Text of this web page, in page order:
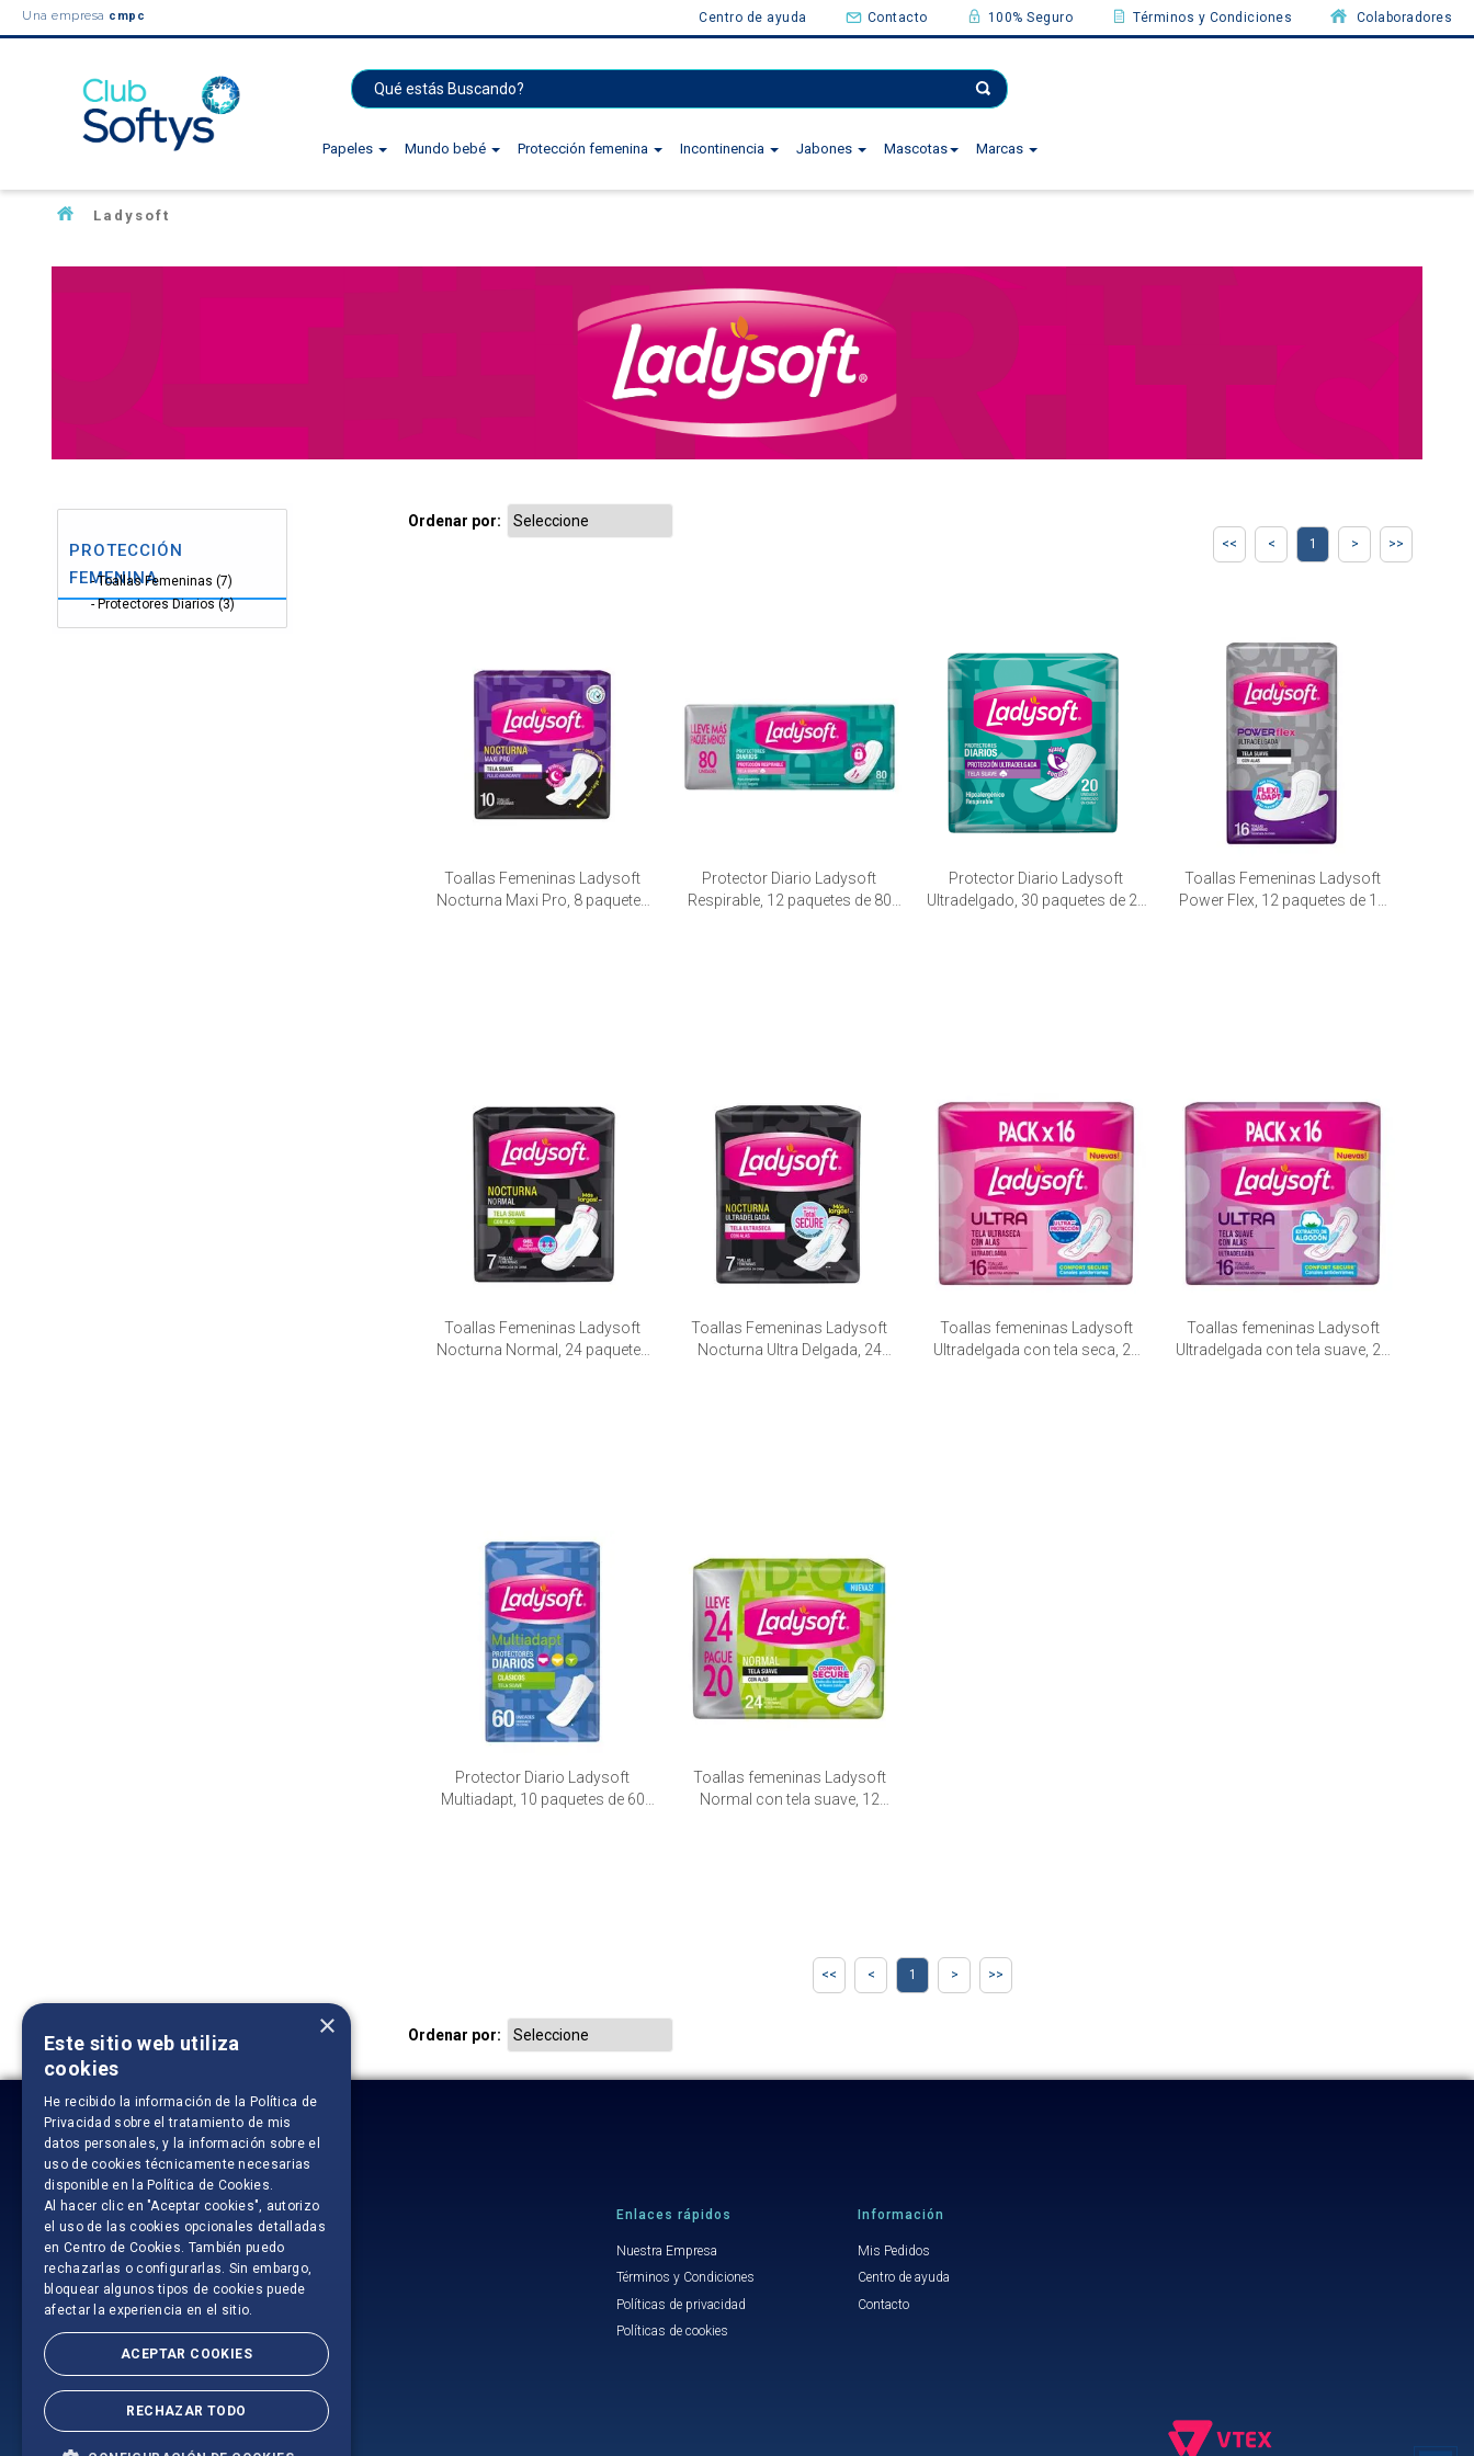
Una empresa cmpc Centro de ayuda Contacto 100% Seguro Términos y Condiciones Colaboradores
Papeles Mundo bebé Protección femenina Incontinencia Jabones Mascotas Marcas
Ladysoft
PROTECCIÓN
FEMENINA
Toallas Femeninas (7)
Protectores Diarios (3)
Ordenar por:
1
Toallas Femeninas Ladysoft
Nocturna Maxi Pro, 8 paquetes
Protector Diario Ladysoft
Respirable, 12 paquetes de 80
Protector Diario Ladysoft
Ultradelgado, 30 paquetes de 20
Toallas Femeninas Ladysoft
Power Flex, 12 paquetes de 16
Toallas Femeninas Ladysoft
Nocturna Normal, 24 paquetes
Toallas Femeninas Ladysoft
Nocturna Ultra Delgada, 24
Toallas femeninas Ladysoft
Ultradelgada con tela seca, 20
Toallas femeninas Ladysoft
Ultradelgada con tela suave, 20
Protector Diario Ladysoft
Multiadapt, 10 paquetes de 60
Toallas femeninas Ladysoft
Normal con tela suave, 12
1
Ordenar por:
Enlaces rápidos
Nuestra Empresa
Términos y Condiciones
Políticas de privacidad
Políticas de cookies
Información
Mis Pedidos
Centro de ayuda
Contacto
×
Este sitio web utiliza
cookies
He recibido la información de la Política de
Privacidad sobre el tratamiento de mis
datos personales, y la información sobre el
uso de cookies técnicamente necesarias
disponible en la Política de Cookies.
Al hacer clic en "Aceptar cookies", autorizo
el uso de las cookies opcionales detalladas
en Centro de Cookies. También puedo
rechazarlas o configurarlas. Sin embargo,
bloquear algunos tipos de cookies puede
afectar la experiencia en el sitio.
ACEPTAR COOKIES
RECHAZAR TODO